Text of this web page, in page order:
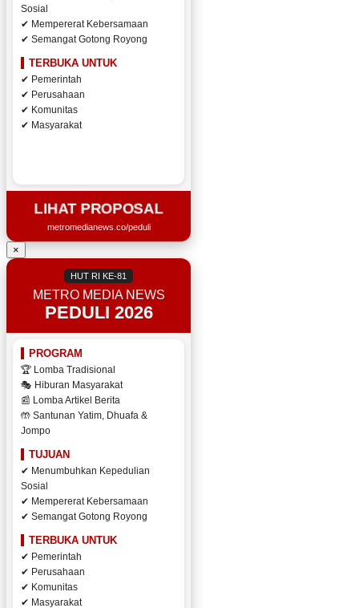
Sosial
✔ Mempererat Kebersamaan
✔ Semangat Gotong Royong
TERBUKA UNTUK
✔ Pemerintah
✔ Perusahaan
✔ Komunitas
✔ Masyarakat
LIHAT PROPOSAL
metromedianews.co/peduli
×
HUT RI KE-81
METRO MEDIA NEWS
PEDULI 2026
PROGRAM
🏆 Lomba Tradisional
🎭 Hiburan Masyarakat
📰 Lomba Artikel Berita
🤲 Santunan Yatim, Dhuafa &
Jompo
TUJUAN
✔ Menumbuhkan Kepedulian
Sosial
✔ Mempererat Kebersamaan
✔ Semangat Gotong Royong
TERBUKA UNTUK
✔ Pemerintah
✔ Perusahaan
✔ Komunitas
✔ Masyarakat